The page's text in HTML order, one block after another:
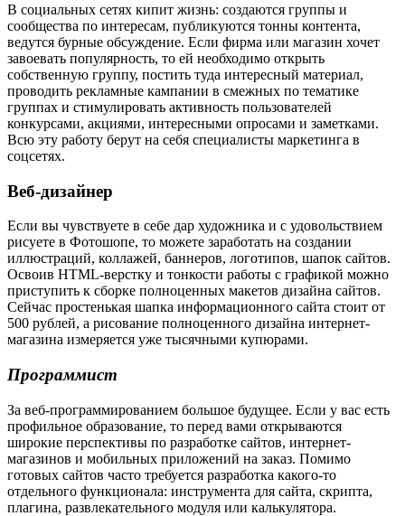
В социальных сетях кипит жизнь: создаются группы и
сообщества по интересам, публикуются тонны контента,
ведутся бурные обсуждение. Если фирма или магазин хочет
завоевать популярность, то ей необходимо открыть
собственную группу, постить туда интересный материал,
проводить рекламные кампании в смежных по тематике
группах и стимулировать активность пользователей
конкурсами, акциями, интересными опросами и заметками.
Всю эту работу берут на себя специалисты маркетинга в
соцсетях.
Веб-дизайнер
Если вы чувствуете в себе дар художника и с удовольствием
рисуете в Фотошопе, то можете заработать на создании
иллюстраций, коллажей, баннеров, логотипов, шапок сайтов.
Освоив HTML-верстку и тонкости работы с графикой можно
приступить к сборке полноценных макетов дизайна сайтов.
Сейчас простенькая шапка информационного сайта стоит от
500 рублей, а рисование полноценного дизайна интернет-
магазина измеряется уже тысячными купюрами.
Программист
За веб-программированием большое будущее. Если у вас есть
профильное образование, то перед вами открываются
широкие перспективы по разработке сайтов, интернет-
магазинов и мобильных приложений на заказ. Помимо
готовых сайтов часто требуется разработка какого-то
отдельного функционала: инструмента для сайта, скрипта,
плагина, развлекательного модуля или калькулятора.